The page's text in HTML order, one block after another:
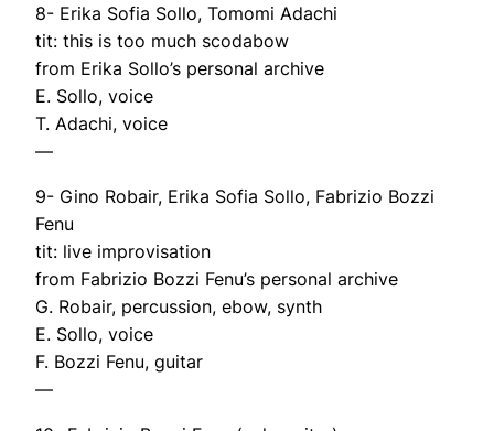
8- Erika Sofia Sollo, Tomomi Adachi
tit: this is too much scodabow
from Erika Sollo’s personal archive
E. Sollo, voice
T. Adachi, voice
—
9- Gino Robair, Erika Sofia Sollo, Fabrizio Bozzi
Fenu
tit: live improvisation
from Fabrizio Bozzi Fenu’s personal archive
G. Robair, percussion, ebow, synth
E. Sollo, voice
F. Bozzi Fenu, guitar
—